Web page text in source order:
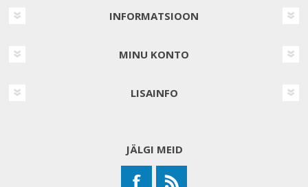
INFORMATSIOON
MINU KONTO
LISAINFO
JÄLGI MEID